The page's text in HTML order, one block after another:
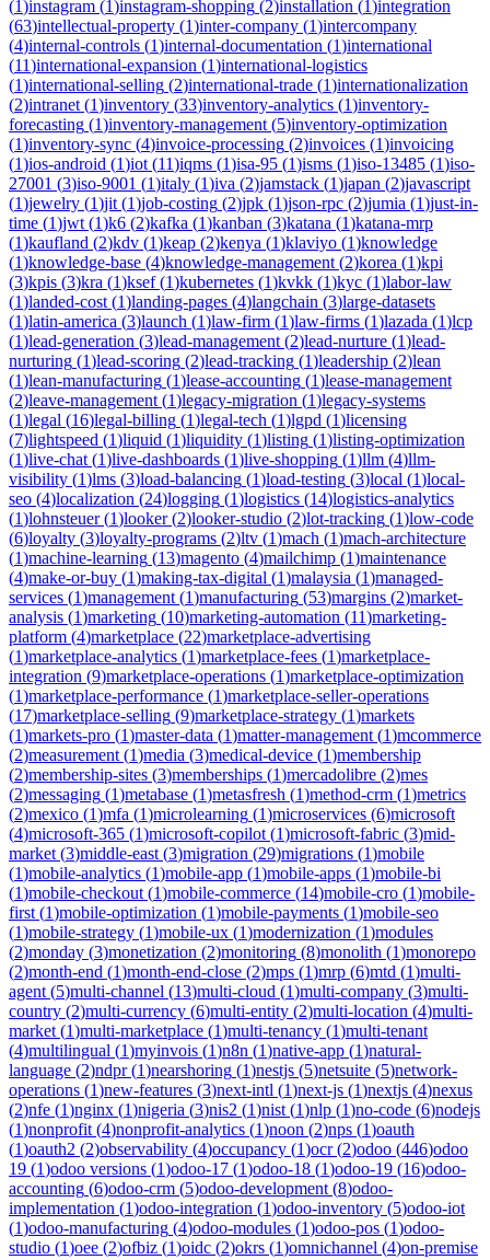
(1)instagram (1)instagram-shopping (2)installation (1)integration
(63)intellectual-property (1)inter-company (1)intercompany
(4)internal-controls (1)internal-documentation (1)international
(11)international-expansion (1)international-logistics
(1)international-selling (2)international-trade (1)internationalization
(2)intranet (1)inventory (33)inventory-analytics (1)inventory-
forecasting (1)inventory-management (5)inventory-optimization
(1)inventory-sync (4)invoice-processing (2)invoices (1)invoicing
(1)ios-android (1)iot (11)iqms (1)isa-95 (1)isms (1)iso-13485 (1)iso-
27001 (3)iso-9001 (1)italy (1)iva (2)jamstack (1)japan (2)javascript
(1)jewelry (1)jit (1)job-costing (2)jpk (1)json-rpc (2)jumia (1)just-in-
time (1)jwt (1)k6 (2)kafka (1)kanban (3)katana (1)katana-mrp
(1)kaufland (2)kdv (1)keap (2)kenya (1)klaviyo (1)knowledge
(1)knowledge-base (4)knowledge-management (2)korea (1)kpi
(3)kpis (3)kra (1)ksef(1)kubernetes (1)kvkk (1)kyc (1)labor-law
(1)landed-cost (1)landing-pages (4)langchain (3)large-datasets
(1)latin-america (3)launch (1)law-firm (1)law-firms (1)lazada (1)lcp
(1)lead-generation (3)lead-management (2)lead-nurture (1)lead-
nurturing (1)lead-scoring (2)lead-tracking (1)leadership (2)lean
(1)lean-manufacturing (1)lease-accounting (1)lease-management
(2)leave-management (1)legacy-migration (1)legacy-systems
(1)legal (16)legal-billing (1)legal-tech (1)lgpd (1)licensing
(7)lightspeed (1)liquid (1)liquidity (1)listing (1)listing-optimization
(1)live-chat (1)live-dashboards (1)live-shopping (1)llm (4)llm-
visibility (1)lms (3)load-balancing (1)load-testing (3)local (1)local-
seo (4)localization (24)logging (1)logistics (14)logistics-analytics
(1)lohnsteuer(1)looker(2)looker-studio (2)lot-tracking (1)low-code
(6)loyalty (3)loyalty-programs (2)ltv (1)mach (1)mach-architecture
(1)machine-learning (13)magento (4)mailchimp (1)maintenance
(4)make-or-buy (1)making-tax-digital (1)malaysia (1)managed-
services (1)management (1)manufacturing (53)margins (2)market-
analysis (1)marketing (10)marketing-automation (11)marketing-
platform (4)marketplace (22)marketplace-advertising
(1)marketplace-analytics (1)marketplace-fees (1)marketplace-
integration (9)marketplace-operations (1)marketplace-optimization
(1)marketplace-performance (1)marketplace-seller-operations
(17)marketplace-selling (9)marketplace-strategy (1)markets
(1)markets-pro (1)master-data (1)matter-management (1)mcommerce
(2)measurement (1)media (3)medical-device (1)membership
(2)membership-sites (3)memberships (1)mercadolibre (2)mes
(2)messaging (1)metabase (1)metasfresh (1)method-crm (1)metrics
(2)mexico (1)mfa (1)microlearning (1)microservices (6)microsoft
(4)microsoft-365 (1)microsoft-copilot (1)microsoft-fabric (3)mid-
market (3)middle-east (3)migration (29)migrations (1)mobile
(1)mobile-analytics (1)mobile-app (1)mobile-apps (1)mobile-bi
(1)mobile-checkout (1)mobile-commerce (14)mobile-cro (1)mobile-
first (1)mobile-optimization (1)mobile-payments (1)mobile-seo
(1)mobile-strategy (1)mobile-ux (1)modernization (1)modules
(2)monday (3)monetization (2)monitoring (8)monolith (1)monorepo
(2)month-end (1)month-end-close (2)mps (1)mrp (6)mtd (1)multi-
agent (5)multi-channel (13)multi-cloud (1)multi-company (3)multi-
country (2)multi-currency (6)multi-entity (2)multi-location (4)multi-
market (1)multi-marketplace (1)multi-tenancy (1)multi-tenant
(4)multilingual (1)myinvois (1)n8n (1)native-app (1)natural-
language (2)ndpr(1)nearshoring (1)nestjs (5)netsuite (5)network-
operations (1)new-features (3)next-intl (1)next-js (1)nextjs (4)nexus
(2)nfe (1)nginx (1)nigeria (3)nis2 (1)nist (1)nlp (1)no-code (6)nodejs
(1)nonprofit (4)nonprofit-analytics (1)noon (2)nps (1)oauth
(1)oauth2 (2)observability (4)occupancy (1)ocr(2)odoo (446)odoo
19 (1)odoo versions (1)odoo-17 (1)odoo-18 (1)odoo-19 (16)odoo-
accounting (6)odoo-crm (5)odoo-development (8)odoo-
implementation (1)odoo-integration (1)odoo-inventory (5)odoo-iot
(1)odoo-manufacturing (4)odoo-modules (1)odoo-pos (1)odoo-
studio (1)oee (2)ofbiz (1)oidc (2)okrs (1)omnichannel (4)on-premise